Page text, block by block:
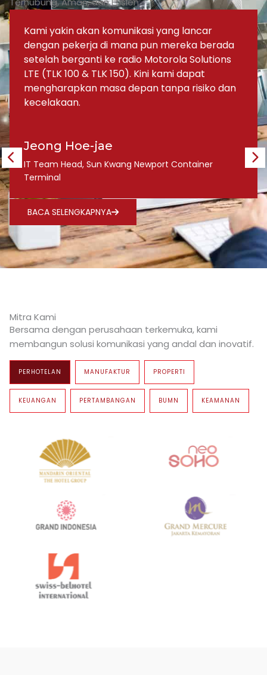
Jeong Hoe-jae
IT Team Head, Sun Kwang Newport Container
Terminal
Kami yakin akan komunikasi yang lancar
dengan pekerja di mana pun mereka berada
setelah berganti ke radio Motorola Solutions
LTE (TLK 100 & TLK 150). Kini kami dapat
mengharapkan masa depan tanpa risiko dan
kecelakaan.
BACA SELENGKAPNYA
Mitra Kami
Bersama dengan perusahaan terkemuka, kami
membangun solusi komunikasi yang andal dan inovatif.
PERHOTELAN MANUFAKTUR PROPERTI
KEUANGAN PERTAMBANGAN BUMN KEAMANAN